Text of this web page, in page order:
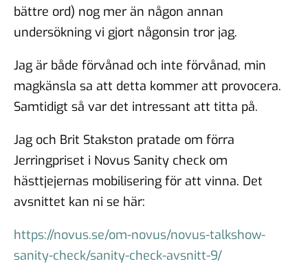
bättre ord) nog mer än någon annan
undersökning vi gjort någonsin tror jag.
Jag är både förvånad och inte förvånad, min
magkänsla sa att detta kommer att provocera.
Samtidigt så var det intressant att titta på.
Jag och Brit Stakston pratade om förra
Jerringpriset i Novus Sanity check om
hästtjejernas mobilisering för att vinna. Det
avsnittet kan ni se här:
https://novus.se/om-novus/novus-talkshow-
sanity-check/sanity-check-avsnitt-9/